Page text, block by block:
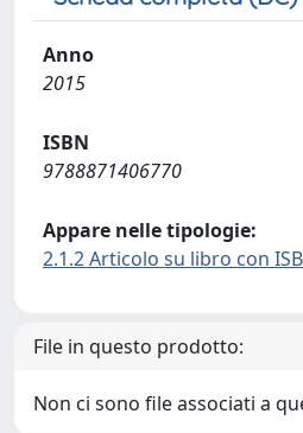
Anno
2015
ISBN
9788871406770
Appare nelle tipologie:
2.1.2 Articolo su libro con
File in questo prodotto:
Non ci sono file associati a